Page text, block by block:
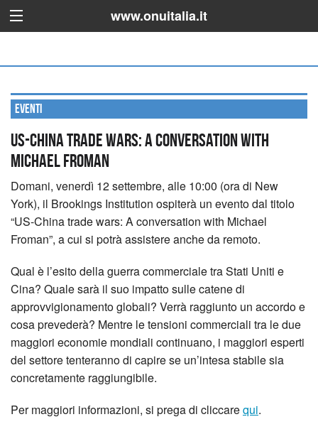
www.onuitalia.it
Eventi
US-China trade wars: A conversation with
Michael Froman
Domani, venerdì 12 settembre, alle 10:00 (ora di New
York), il Brookings Institution ospiterà un evento dal titolo
“US-China trade wars: A conversation with Michael
Froman”, a cui si potrà assistere anche da remoto.
Qual è l’esito della guerra commerciale tra Stati Uniti e
Cina? Quale sarà il suo impatto sulle catene di
approvvigionamento globali? Verrà raggiunto un accordo e
cosa prevederà? Mentre le tensioni commerciali tra le due
maggiori economie mondiali continuano, i maggiori esperti
del settore tenteranno di capire se un’intesa stabile sia
concretamente raggiungibile.
Per maggiori informazioni, si prega di cliccarequi.